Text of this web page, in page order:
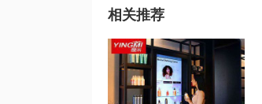
相关推荐